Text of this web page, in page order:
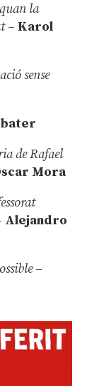
la
– Karol
sense
de Rafael
Mora
Alejandro
–